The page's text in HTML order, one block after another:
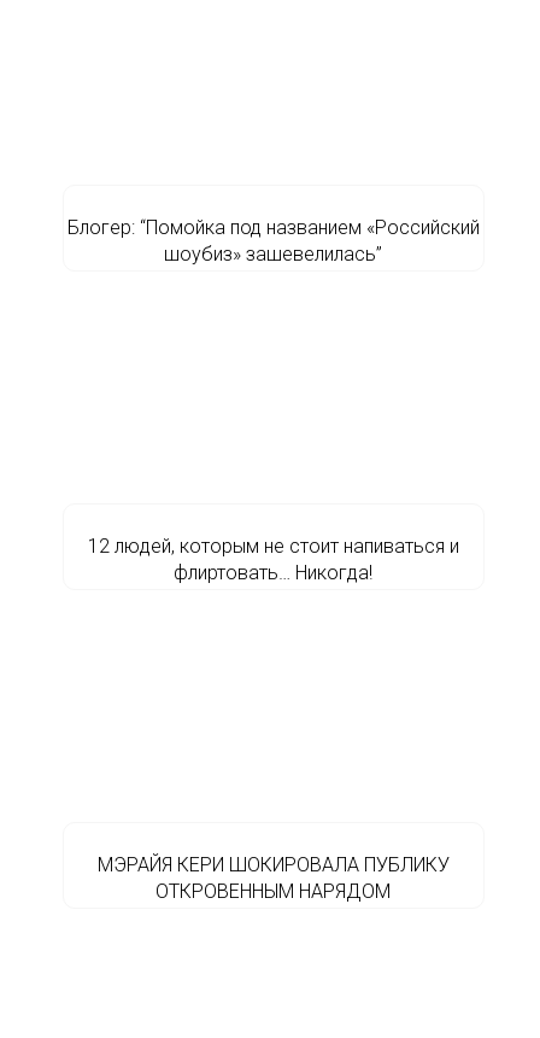
Блогер: “Помойка под названием «Российский
шоубиз» зашевелилась”
12 людей, которым не стоит напиваться и
флиртовать… Никогда!
МЭРАЙЯ КЕРИ ШОКИРОВАЛА ПУБЛИКУ
ОТКРОВЕННЫМ НАРЯДОМ